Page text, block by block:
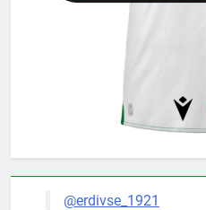
@erdivse_1921